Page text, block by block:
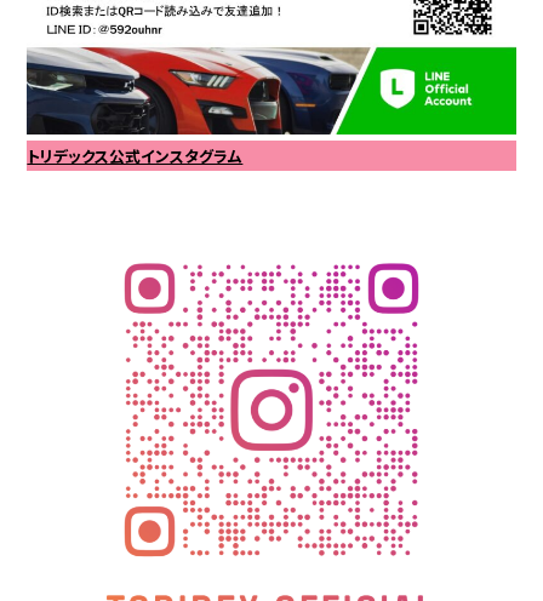
トリデックス公式インスタグラム